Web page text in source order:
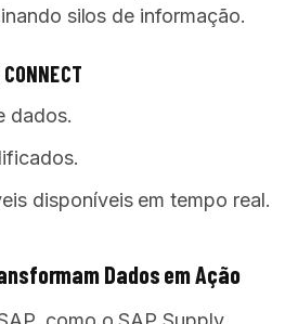
silos de informação.
dados.
disponíveis em tempo real.
Dados em Ação